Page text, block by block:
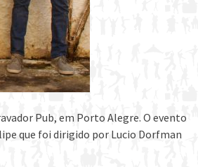
Pub, em Porto Alegre. O evento
que foi dirigido por Lucio Dorfman